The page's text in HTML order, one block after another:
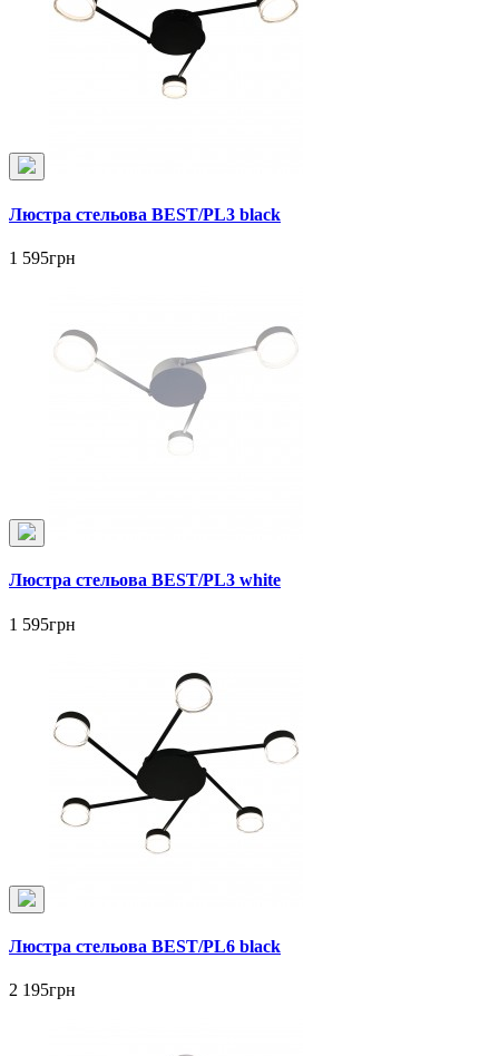
Люстра стельова BEST/PL3 black
1 595грн
Люстра стельова BEST/PL3 white
1 595грн
Люстра стельова BEST/PL6 black
2 195грн